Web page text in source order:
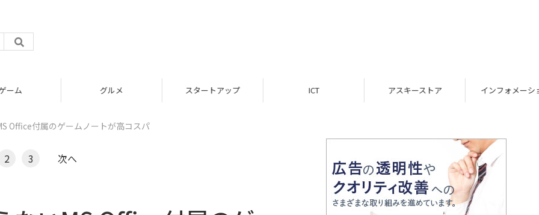
スタートアップ アスキーストア インフォメーション
Office付属のゲームノートが高コスパ
2 3 次へ